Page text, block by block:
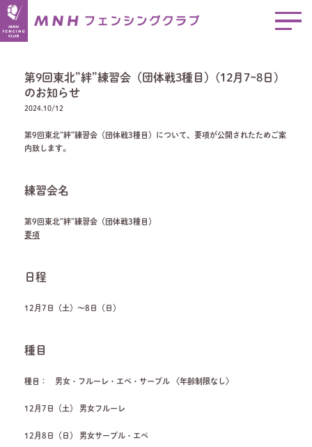
第9回東北”絆”練習会（団体戦3種目）(12月7~8日)
のお知らせ
2024.10/12
第9回東北”絆”練習会（団体戦3種目）について、要項が公開されたためご案
内致します。
練習会名
第9回東北”絆”練習会（団体戦3種目）
要項
日程
12月7日（土）～8日（日）
種目
種目： 男女・フルーレ・エペ・サーブル 〈年齢制限なし〉
12月7日（土） 男女フルーレ
12月8日（日） 男女サーブル・エペ